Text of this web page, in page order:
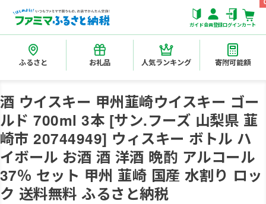
ガイド会員登録ログインカート
ふるさと お礼品 人気ランキング 寄附可能額
酒 ウイスキー 甲州韮崎ウイスキー ゴー
ルド 700ml 3本 [サン.フーズ 山梨県 韮
崎市 20744949] ウィスキー ボトル ハ
イボール お酒 酒 洋酒 晩酌 アルコール
37％ セット 甲州 韮崎 国産 水割り ロッ
ク 送料無料 ふるさと納税